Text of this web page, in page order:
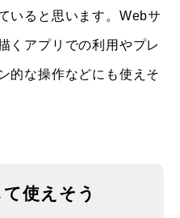
いると思います。Webサ
くアプリでの利用やプレ
的な操作などにも使えそ
使えそう